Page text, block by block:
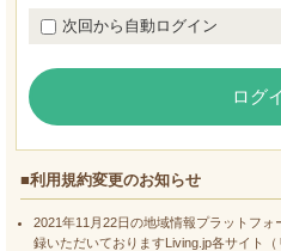
次回から自動ログイン
ログ
■利用規約変更のお知らせ
2021年11月22日の地域情報プラットフ
録いただいておりますLiving.jp各サイト